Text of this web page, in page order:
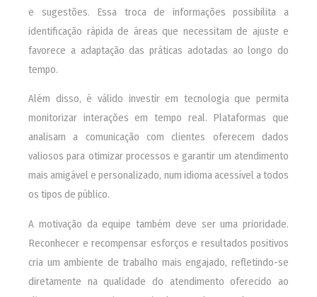
e sugestões. Essa troca de informações possibilita a
identificação rápida de áreas que necessitam de ajuste e
favorece a adaptação das práticas adotadas ao longo do
tempo.
Além disso, é válido investir em tecnologia que permita
monitorizar interações em tempo real. Plataformas que
analisam a comunicação com clientes oferecem dados
valiosos para otimizar processos e garantir um atendimento
mais amigável e personalizado, num idioma acessível a todos
os tipos de público.
A motivação da equipe também deve ser uma prioridade.
Reconhecer e recompensar esforços e resultados positivos
cria um ambiente de trabalho mais engajado, refletindo-se
diretamente na qualidade do atendimento oferecido ao